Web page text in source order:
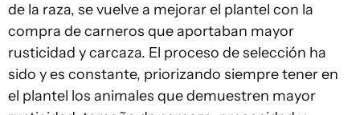
de la raza, se vuelve a mejorar el plantel con la
compra de carneros que aportaban mayor
rusticidad y carcaza. El proceso de selección ha
sido y es constante, priorizando siempre tener en
el plantel los animales que demuestren mayor